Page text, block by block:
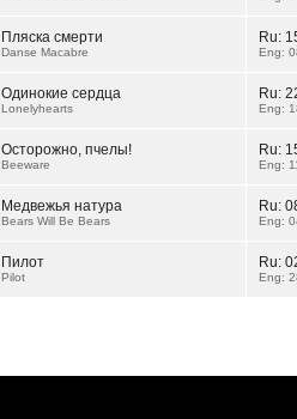
Пляска смерти
Danse Macabre
Ru:
Eng:
Одинокие сердца
Lonelyhearts
Ru:
Eng:
Осторожно, пчелы!
Beeware
Ru:
Eng:
Медвежья натура
Bears Will Be Bears
Ru:
Eng:
Пилот
Pilot
Ru:
Eng: